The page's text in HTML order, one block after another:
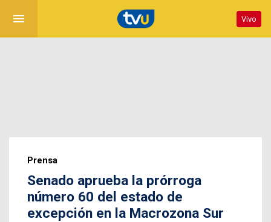
menu Vivo
Prensa
Senado aprueba la prórroga
número 60 del estado de
excepción en la Macrozona Sur